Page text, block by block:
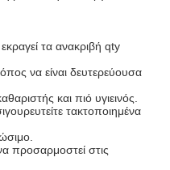
τα ανακριβή qty
να είναι δευτερεύουσα
και πιό υγιεινός.
τακτοποιημένα
προσαρμοστεί στις